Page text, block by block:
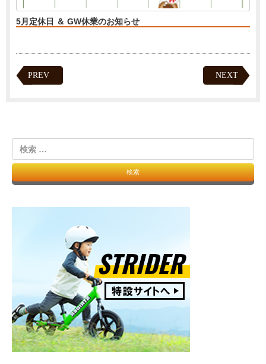
5月定休日 ＆ GW休業のお知らせ
PREV NEXT